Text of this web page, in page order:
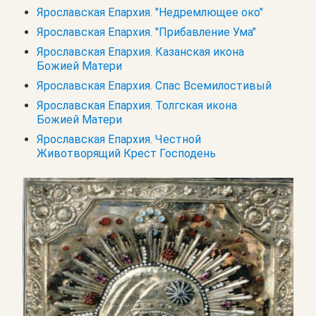
Ярославская Епархия. "Недремлющее око"
Ярославская Епархия. "Прибавление Ума"
Ярославская Епархия. Казанская икона
Божией Матери
Ярославская Епархия. Спас Всемилостивый
Ярославская Епархия. Толгская икона
Божией Матери
Ярославская Епархия. Честной
Животворящий Крест Господень